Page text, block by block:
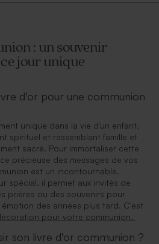
: un souvenir
jour unique
d'or pour une communion
unique dans la vie d'un enfant,
spirituel et rassemblant famille et
sacré. Pour immortaliser cette
précieuse des messages de vos
est un incontournable.
spécial, il permet aux invités de
prières ou des souvenirs pour
des années plus tard. C'est
pour votre communion.
son livre d'or communion ?